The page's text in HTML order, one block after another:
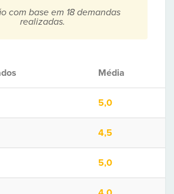
com base em 18 demandas
realizadas.
Média
5,0
4,5
5,0